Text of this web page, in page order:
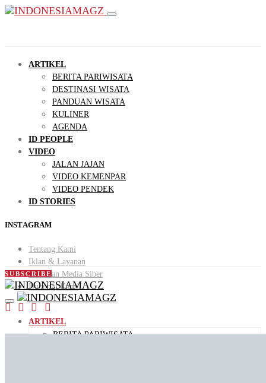
ARTIKEL
BERITA PARIWISATA
DESTINASI WISATA
PANDUAN WISATA
KULINER
AGENDA
ID PEOPLE
VIDEO
JALAN JAJAN
VIDEO KEMENPAR
VIDEO PENDEK
ID STORIES
INSTAGRAM
Tentang Kami
Iklan & Layanan
Pedoman Media Siber
Hubungi Kami
SUBSCRIBE
ARTIKEL
BERITA PARIWISATA